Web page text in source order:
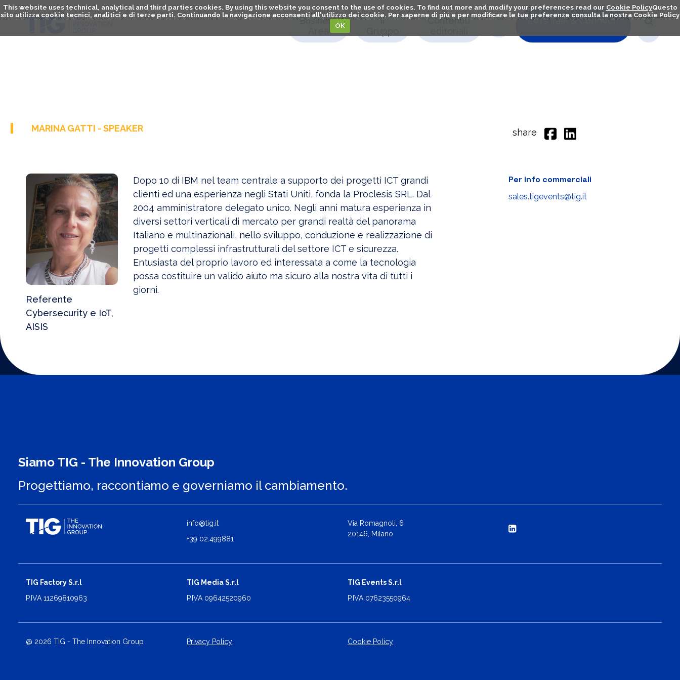
This website uses technical, analytical and third parties cookies. By using this website you consent to the use of cookies. To find out more and modify your preferences read our Cookie PolicyQuesto
sito utilizza cookie tecnici, analitici e di terze parti. Continuando la navigazione acconsenti all'utilizzo dei cookie. Per saperne di piú e per modificare le tue preferenze consulta la nostra Cookie Policy
OK
Let's Talk & Connect!
Business
Il
Contenuti
MARINA GATTI - SPEAKER share
Referente
Cybersecurity e IoT,
AISIS
Dopo 10 di IBM nel team centrale a supporto dei progetti ICT grandi
clienti ed una esperienza negli Stati Uniti, fonda la Proclesis SRL. Dal
2004 amministratore delegato unico. Negli anni matura esperienza in
diversi settori verticali di mercato per grandi realtà del panorama
Italiano e multinazionali, nello sviluppo, conduzione e realizzazione di
progetti complessi infrastrutturali del settore ICT e sicurezza.
Entusiasta del proprio lavoro ed interessata a come la tecnologia
possa costituire un valido aiuto ma sicuro alla nostra vita di tutti i
giorni.
Per info commerciali
sales.tigevents@tig.it
Siamo TIG - The Innovation Group
Progettiamo, raccontiamo e governiamo il cambiamento.
info@tig.it
+39 02.499881
Via Romagnoli, 6
20146, Milano
TIG Factory S.r.l
P.IVA 11269810963
TIG Media S.r.l
P.IVA 09642520960
TIG Events S.r.l
P.IVA 07623550964
@ 2026 TIG - The Innovation Group Privacy Policy Cookie Policy